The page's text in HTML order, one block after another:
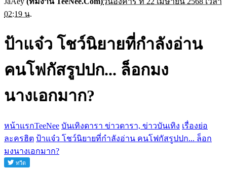
02:19 น.
ป้าแจ๋ว โชว์นิยายที่กำลังอ่าน
คนโฟกัสรูปปก... ล็อกมง
นางเอกมาก?
หน้าแรกTeeNee บันเทิงดารา ข่าวดารา, ข่าวบันเทิง เรื่องย่อ
ละครฮิต ป้าแจ๋ว โชว์นิยายที่กำลังอ่าน คนโฟกัสรูปปก... ล็อก
มงนางเอกมาก?